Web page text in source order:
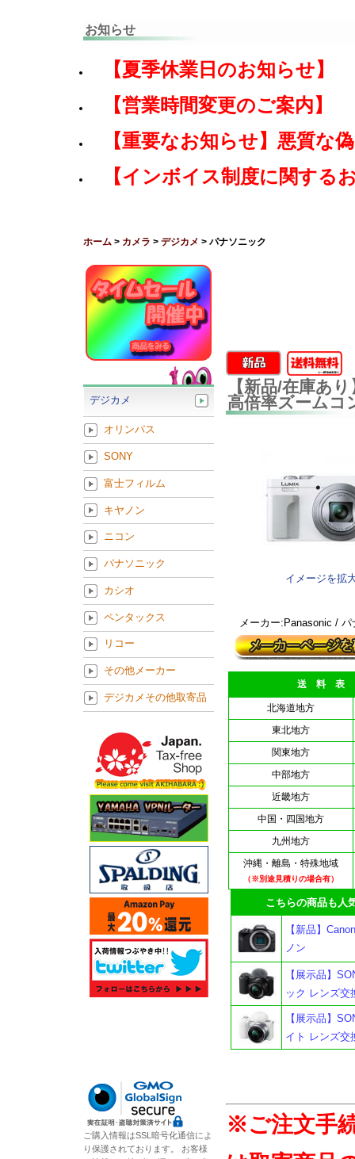
お知らせ
【夏季休業日のお知らせ】
【営業時間変更のご案内】
【重要なお知らせ】悪質な
【インボイス制度に関する
ホーム > カメラ > デジカメ > パナソニック
【新品/在庫あ
高倍率ズームコ
イメージを拡
メーカー:Panasonic / パ
送 料 表
北海道地方
東北地方
関東地方
中部地方
近畿地方
中国・四国地方
九州地方
沖縄・離島・特殊地域
（※別途見積りの場合有）
こちらの商品も人気
【新品】
ノン
【展示品】
ック レンズ交
【展示品】
イト レンズ交
※ご注文手
デジカメ
オリンパス
SONY
富士フィルム
キヤノン
ニコン
パナソニック
カシオ
ペンタックス
リコー
その他メーカー
デジカメその他取寄品
ご購入情報はSSL暗号化通信によ
り保護されております。 お客様